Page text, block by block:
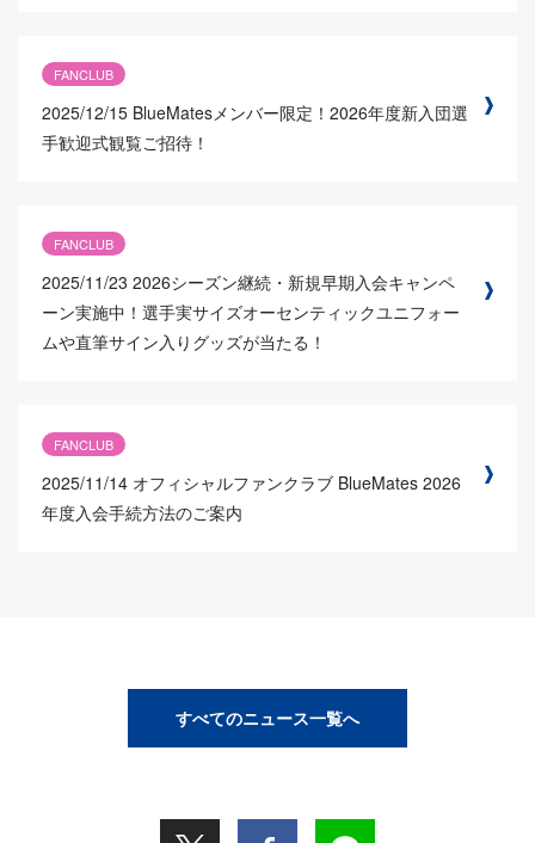
FANCLUB
2025/12/15 BlueMatesメンバー限定！2026年度新入団選
手歓迎式観覧ご招待！
FANCLUB
2025/11/23 2026シーズン継続・新規早期入会キャンペ
ーン実施中！選手実サイズオーセンティックユニフォー
ムや直筆サイン入りグッズが当たる！
FANCLUB
2025/11/14 オフィシャルファンクラブ BlueMates 2026
年度入会手続方法のご案内
すべてのニュース一覧へ